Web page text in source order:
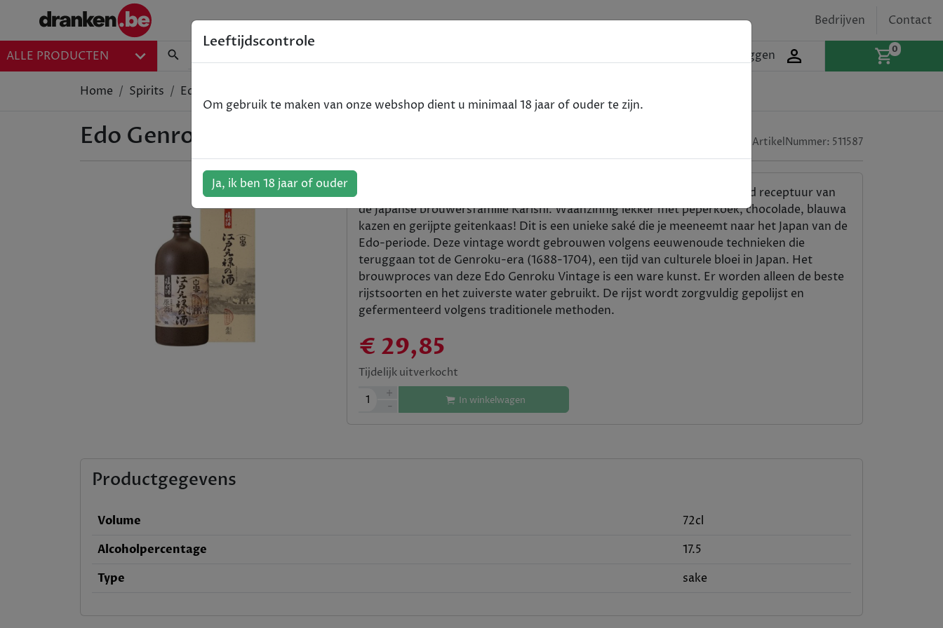
ALLE PRODUCTEN
Bedrijven Contact
Inloggen 0
Home Spirits Edo Genroku Vintage Saké - Sake - 72cl
Edo Genroku Vintage Saké - Sake - 72cl ArtikelNummer: 511587
Deze unieke, amberkleurige sake wordt gebrouwen door een eeuwenoud receptuur van
de Japanse brouwersfamilie Karishi. Waanzinnig lekker met peperkoek, chocolade, blauwa
kazen en gerijpte geitenkaas! Dit is een unieke saké die je meeneemt naar het Japan van de
Edo-periode. Deze vintage wordt gebrouwen volgens eeuwenoude technieken die
teruggaan tot de Genroku-era (1688-1704), een tijd van culturele bloei in Japan. Het
brouwproces van deze Edo Genroku Vintage is een ware kunst. Er worden alleen de beste
rijstsoorten en het zuiverste water gebruikt. De rijst wordt zorgvuldig gepolijst en
gefermenteerd volgens traditionele methoden.
€ 29,85
Tijdelijk uitverkocht
1
+
-
In winkelwagen
Productgegevens
Volume
72cl
Alcoholpercentage
17.5
Type
sake
Leeftijdscontrole
Om gebruik te maken van onze webshop dient u minimaal 18 jaar of ouder te zijn.
Ja, ik ben 18 jaar of ouder